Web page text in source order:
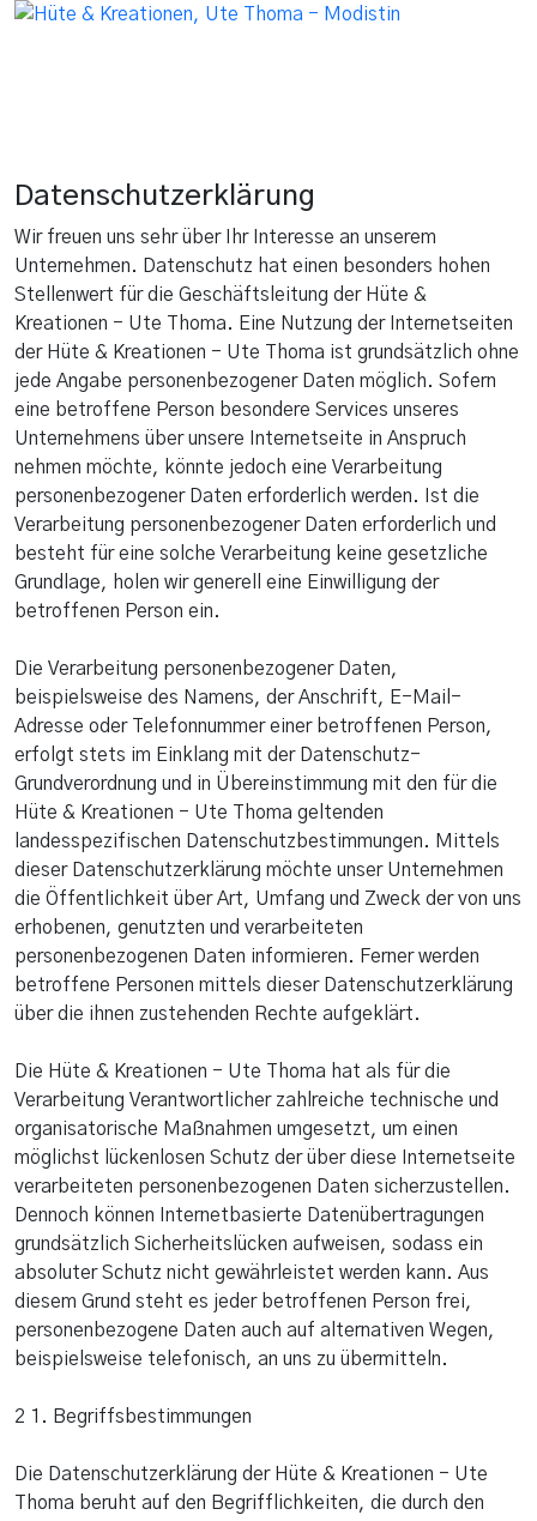
Datenschutzerklärung
Wir freuen uns sehr über Ihr Interesse an unserem
Unternehmen. Datenschutz hat einen besonders hohen
Stellenwert für die Geschäftsleitung der Hüte &
Kreationen - Ute Thoma. Eine Nutzung der Internetseiten
der Hüte & Kreationen - Ute Thoma ist grundsätzlich ohne
jede Angabe personenbezogener Daten möglich. Sofern
eine betroffene Person besondere Services unseres
Unternehmens über unsere Internetseite in Anspruch
nehmen möchte, könnte jedoch eine Verarbeitung
personenbezogener Daten erforderlich werden. Ist die
Verarbeitung personenbezogener Daten erforderlich und
besteht für eine solche Verarbeitung keine gesetzliche
Grundlage, holen wir generell eine Einwilligung der
betroffenen Person ein.
Die Verarbeitung personenbezogener Daten,
beispielsweise des Namens, der Anschrift, E-Mail-
Adresse oder Telefonnummer einer betroffenen Person,
erfolgt stets im Einklang mit der Datenschutz-
Grundverordnung und in Übereinstimmung mit den für die
Hüte & Kreationen - Ute Thoma geltenden
landesspezifischen Datenschutzbestimmungen. Mittels
dieser Datenschutzerklärung möchte unser Unternehmen
die Öffentlichkeit über Art, Umfang und Zweck der von uns
erhobenen, genutzten und verarbeiteten
personenbezogenen Daten informieren. Ferner werden
betroffene Personen mittels dieser Datenschutzerklärung
über die ihnen zustehenden Rechte aufgeklärt.
Die Hüte & Kreationen - Ute Thoma hat als für die
Verarbeitung Verantwortlicher zahlreiche technische und
organisatorische Maßnahmen umgesetzt, um einen
möglichst lückenlosen Schutz der über diese Internetseite
verarbeiteten personenbezogenen Daten sicherzustellen.
Dennoch können Internetbasierte Datenübertragungen
grundsätzlich Sicherheitslücken aufweisen, sodass ein
absoluter Schutz nicht gewährleistet werden kann. Aus
diesem Grund steht es jeder betroffenen Person frei,
personenbezogene Daten auch auf alternativen Wegen,
beispielsweise telefonisch, an uns zu übermitteln.
2 1. Begriffsbestimmungen
Die Datenschutzerklärung der Hüte & Kreationen - Ute
Thoma beruht auf den Begrifflichkeiten, die durch den